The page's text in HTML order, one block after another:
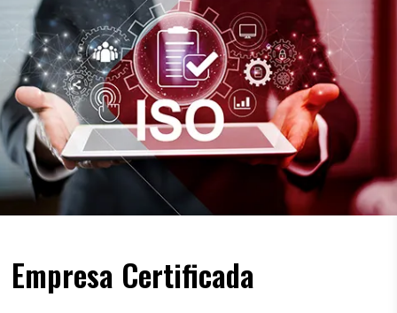
Empresa Certificada